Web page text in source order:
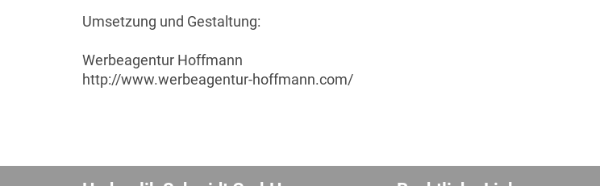
Umsetzung und Gestaltung:
Werbeagentur Hoffmann
http://www.werbeagentur-hoffmann.com/